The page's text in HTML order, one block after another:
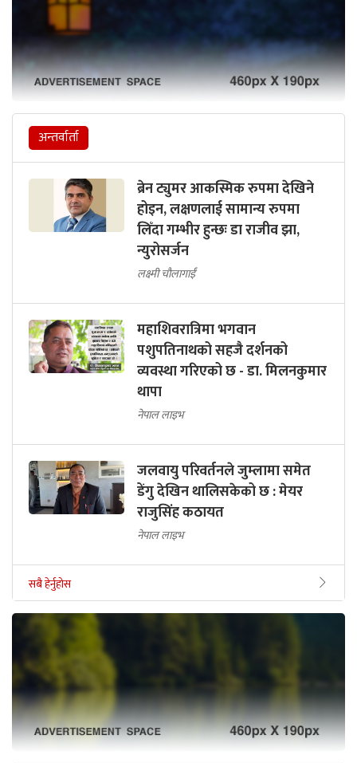
अन्तर्वार्ता
ब्रेन ट्युमर आकस्मिक रुपमा देखिने
होइन, लक्षणलाई सामान्य रुपमा
लिँदा गम्भीर हुन्छः डा राजीव झा,
न्युरोसर्जन
लक्ष्मी चौलागाईं
महाशिवरात्रिमा भगवान
पशुपतिनाथको सहजै दर्शनको
व्यवस्था गरिएको छ - डा. मिलनकुमार
थापा
नेपाल लाइभ
जलवायु परिवर्तनले जुम्लामा समेत
डेंगु देखिन थालिसकेको छ : मेयर
राजुसिंह कठायत
नेपाल लाइभ
सबै हेर्नुहोस